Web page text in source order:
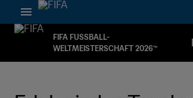
FIFA FUSSBALL-
WELTMEISTERSCHAFT 2026™